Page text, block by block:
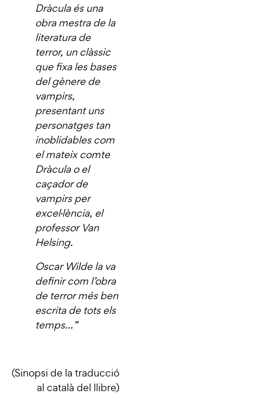
Dràcula és una
obra mestra de la
literatura de
terror, un clàssic
que fixa les bases
del gènere de
vampirs,
presentant uns
personatges tan
inoblidables com
el mateix comte
Dràcula o el
caçador de
vampirs per
excel·lència, el
professor Van
Helsing.
Oscar Wilde la va
definir com l’obra
de terror més ben
escrita de tots els
temps…”
(Sinopsi de la traducció
al català del llibre)